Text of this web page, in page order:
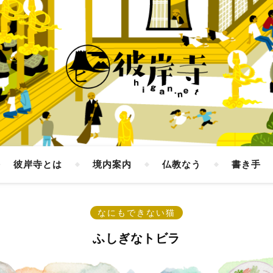
彼岸寺とは 境内案内 仏教なう 書き手
なにもできない猫
ふしぎなトビラ